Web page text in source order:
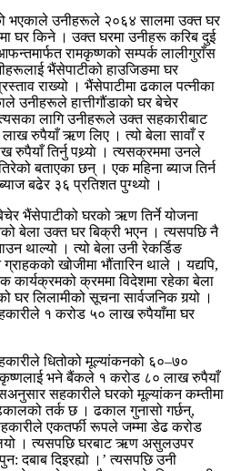
भएकाले उनीहरूले २०६४ सालमा उक्त घर
घर किने । उक्त घरमा उनीहरू करिब दुई
रामकृष्णको सम्पर्क लालीगुराँस
भैंसेपाटीको हाउजिङमा घर
राख्यो । भैंसेपाटीमा ढकाल पत्नीका
उनीहरूले हात्तीगौंडाको घर बेचेर
लागि उनीहरूले उक्त सहकारीबाट
रुपैयाँ ऋण लिए । त्यो बेला सावाँ र
रुपैयाँ तिर्नु पथ्र्याे । त्यसक्रममा उनले
बताएका छन् । एक महिना ब्याज तिर्न
बढेर ३६ प्रतिशत पुग्थ्यो ।
भैंसेपाटीको घरको ऋण तिर्ने योजना
बेला उक्त घर बिक्री भएन । त्यसपछि नै
थाल्यो । त्यो बेला उनी रेकर्डिङ
खोजीमा भौंतारिन थाले । यद्यपि,
क्रममा विदेशमा रहेका बेला
लिलामीको सूचना सार्वजनिक गर्‍यो ।
१ करोड ५० लाख रुपैयाँमा घर
धितोको मूल्यांकनको ६०–७०
भने बैंकले १ करोड ८० लाख रुपैयाँ
सहकारीले घरको मूल्यांकन कम्तीमा
तर्क छ । ढकाल गुनासो गर्छन्,
एकतर्फी रूपले जम्मा डेढ करोड
। त्यसपछि घरबाट ऋण असुलउपर
दबाब दिइरह्यो ।’ त्यसपछि उनी